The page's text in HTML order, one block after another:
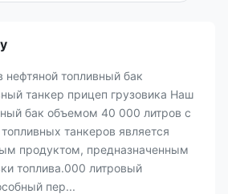
нефтяной топливный бак
танкер прицеп грузовика Наш
бак объемом 40 000 литров с
танкеров является
продуктом, предназначенным
топлива.000 литровый
пер...